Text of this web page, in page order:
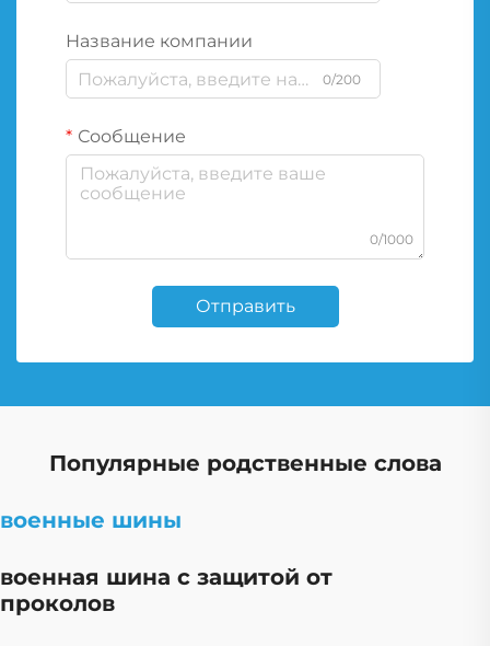
Название компании
0/200
Сообщение
0/1000
Отправить
Популярные родственные слова
военные шины
военная шина с защитой от
проколов